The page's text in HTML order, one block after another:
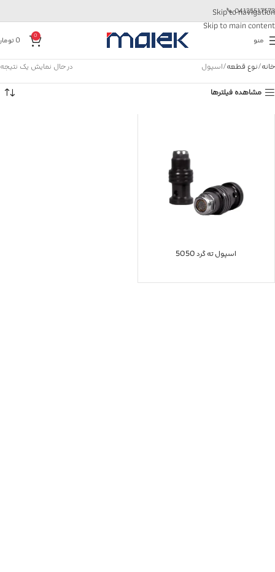
Skip to navigation
Skip to main content
04135517573
📞
منو 0
0
خانه نوع قطعه اسپول
در حال نمایش یک نتیجه
مشاهده فیلترها
اسپول ته گرد 5050